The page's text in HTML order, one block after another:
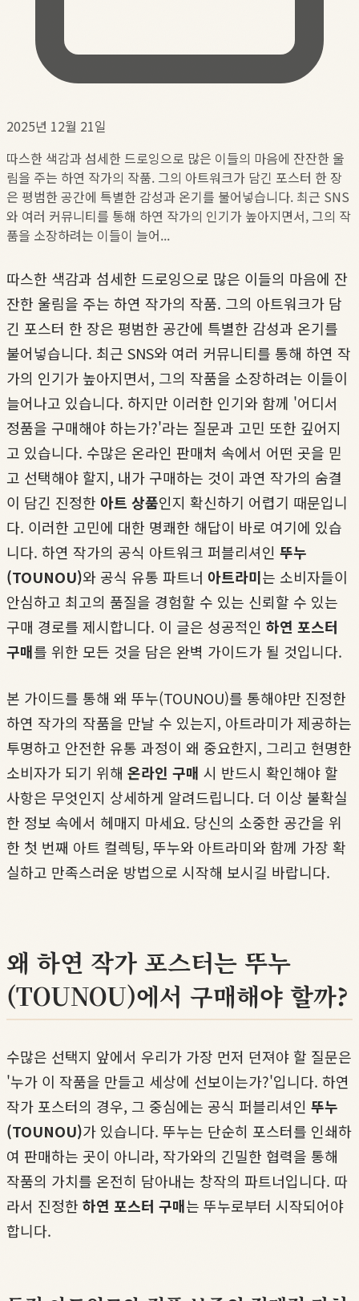
2025년 12월 21일
따스한 색감과 섬세한 드로잉으로 많은 이들의 마음에 잔잔한 울
림을 주는 하연 작가의 작품. 그의 아트워크가 담긴 포스터 한 장
은 평범한 공간에 특별한 감성과 온기를 불어넣습니다. 최근 SNS
와 여러 커뮤니티를 통해 하연 작가의 인기가 높아지면서, 그의 작
품을 소장하려는 이들이 늘어...
따스한 색감과 섬세한 드로잉으로 많은 이들의 마음에 잔
잔한 울림을 주는 하연 작가의 작품. 그의 아트워크가 담
긴 포스터 한 장은 평범한 공간에 특별한 감성과 온기를
불어넣습니다. 최근 SNS와 여러 커뮤니티를 통해 하연 작
가의 인기가 높아지면서, 그의 작품을 소장하려는 이들이
늘어나고 있습니다. 하지만 이러한 인기와 함께 '어디서
정품을 구매해야 하는가?'라는 질문과 고민 또한 깊어지
고 있습니다. 수많은 온라인 판매처 속에서 어떤 곳을 믿
고 선택해야 할지, 내가 구매하는 것이 과연 작가의 숨결
이 담긴 진정한 아트 상품인지 확신하기 어렵기 때문입니
다. 이러한 고민에 대한 명쾌한 해답이 바로 여기에 있습
니다. 하연 작가의 공식 아트워크 퍼블리셔인 뚜누
(TOUNOU)와 공식 유통 파트너 아트라미는 소비자들이
안심하고 최고의 품질을 경험할 수 있는 신뢰할 수 있는
구매 경로를 제시합니다. 이 글은 성공적인 하연 포스터
구매를 위한 모든 것을 담은 완벽 가이드가 될 것입니다.
본 가이드를 통해 왜 뚜누(TOUNOU)를 통해야만 진정한
하연 작가의 작품을 만날 수 있는지, 아트라미가 제공하는
투명하고 안전한 유통 과정이 왜 중요한지, 그리고 현명한
소비자가 되기 위해 온라인 구매 시 반드시 확인해야 할
사항은 무엇인지 상세하게 알려드립니다. 더 이상 불확실
한 정보 속에서 헤매지 마세요. 당신의 소중한 공간을 위
한 첫 번째 아트 컬렉팅, 뚜누와 아트라미와 함께 가장 확
실하고 만족스러운 방법으로 시작해 보시길 바랍니다.
왜 하연 작가 포스터는 뚜누
(TOUNOU)에서 구매해야 할까?
수많은 선택지 앞에서 우리가 가장 먼저 던져야 할 질문은
'누가 이 작품을 만들고 세상에 선보이는가?'입니다. 하연
작가 포스터의 경우, 그 중심에는 공식 퍼블리셔인 뚜누
(TOUNOU)가 있습니다. 뚜누는 단순히 포스터를 인쇄하
여 판매하는 곳이 아니라, 작가와의 긴밀한 협력을 통해
작품의 가치를 온전히 담아내는 창작의 파트너입니다. 따
라서 진정한 하연 포스터 구매는 뚜누로부터 시작되어야
합니다.